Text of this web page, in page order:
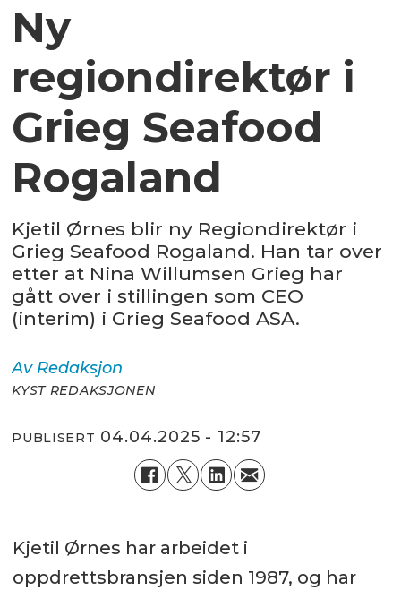
Ny
regiondirektør i
Grieg Seafood
Rogaland
Kjetil Ørnes blir ny Regiondirektør i
Grieg Seafood Rogaland. Han tar over
etter at Nina Willumsen Grieg har
gått over i stillingen som CEO
(interim) i Grieg Seafood ASA.
Av Redaksjon
KYST REDAKSJONEN
PUBLISERT 04.04.2025 - 12:57
Kjetil Ørnes har arbeidet i
oppdrettsbransjen siden 1987, og har